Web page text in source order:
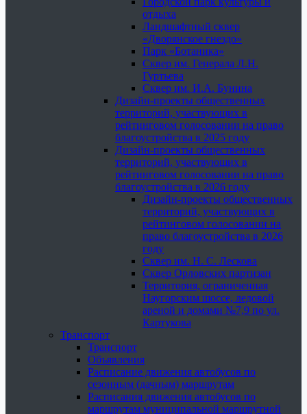
отдыха
Ландшафтный сквер
«Дворянское гнездо»
Парк «Ботаника»
Сквер им. Генерала Л.Н.
Гуртьева
Сквер им. И.А. Бунина
Дизайн-проекты общественных
территорий, участвующих в
рейтинговом голосовании на право
благоустройства в 2025 году
Дизайн-проекты общественных
территорий, участвующих в
рейтинговом голосовании на право
благоустройства в 2026 году
Дизайн-проекты общественных
территорий, участвующих в
рейтинговом голосовании на
право благоустройства в 2026
году
Сквер им. Н. С. Лескова
Сквер Орловских партизан
Территория, ограниченная
Наугорским шоссе, ледовой
ареной и домами №7,9 по ул.
Картукова
Транспорт
Транспорт
Объявления
Расписание движения автобусов по
сезонным (дачным) маршрутам
Расписания движения автобусов по
маршрутам муниципальной маршрутной